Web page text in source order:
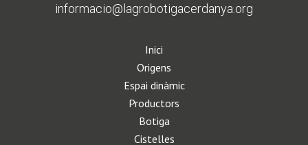
informacio@lagrobotigacerdanya.org
Inici
Origens
Espai dinàmic
Productors
Botiga
Cistelles